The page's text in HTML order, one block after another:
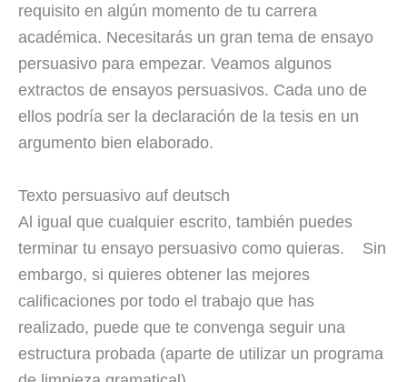
requisito en algún momento de tu carrera
académica. Necesitarás un gran tema de ensayo
persuasivo para empezar. Veamos algunos
extractos de ensayos persuasivos. Cada uno de
ellos podría ser la declaración de la tesis en un
argumento bien elaborado.
Texto persuasivo auf deutsch
Al igual que cualquier escrito, también puedes
terminar tu ensayo persuasivo como quieras. Sin
embargo, si quieres obtener las mejores
calificaciones por todo el trabajo que has
realizado, puede que te convenga seguir una
estructura probada (aparte de utilizar un programa